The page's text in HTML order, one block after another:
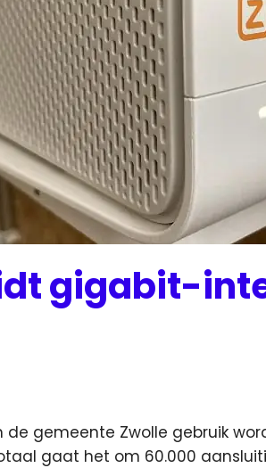
gigabit-
de gemeente Zwolle gebruik
gaat het om 60.000